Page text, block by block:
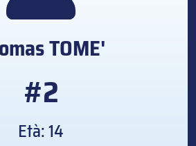
TOME'
#2
Età: 14